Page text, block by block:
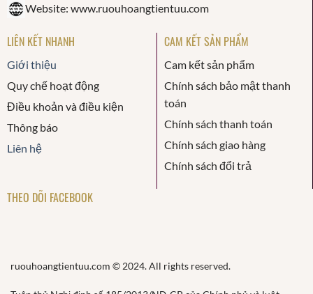
Website: www.ruouhoangtientuu.com
LIÊN KẾT NHANH
Giới thiệu
Quy chế hoạt động
Điều khoản và điều kiện
Thông báo
Liên hệ
CAM KẾT SẢN PHẨM
Cam kết sản phẩm
Chính sách bảo mật thanh
toán
Chính sách thanh toán
Chính sách giao hàng
Chính sách đổi trả
THEO DÕI FACEBOOK
ruouhoangtientuu.com © 2024. All rights reserved.